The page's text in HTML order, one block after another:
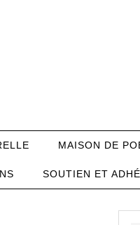
MAISON DE
SOUTIEN ET